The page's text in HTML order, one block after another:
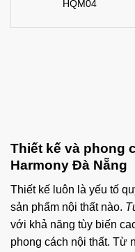
HQM04
Thiết kế và phong
Harmony Đà Nẵng
Thiết kế luôn là yếu tố
sản phẩm nội thất nào.
với khả năng tùy biến
phong cách nội thất. Từ